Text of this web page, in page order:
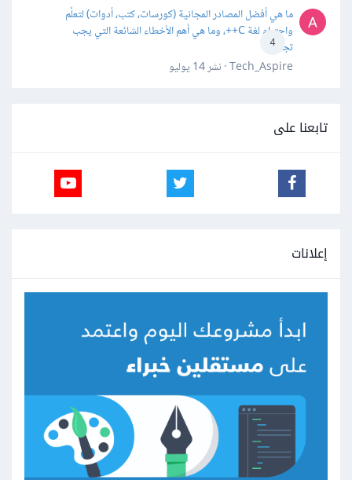
4
ما هي أفضل المصادر المجانية (كورسات، كتب، أدوات) لتعلّم
واحترام لغة C++، وما هي أهم الأخطاء الشائعة التي يجب
تجنبها؟
Tech_Aspire · نشر
14 يوليو
تابعنا على
إعلانات